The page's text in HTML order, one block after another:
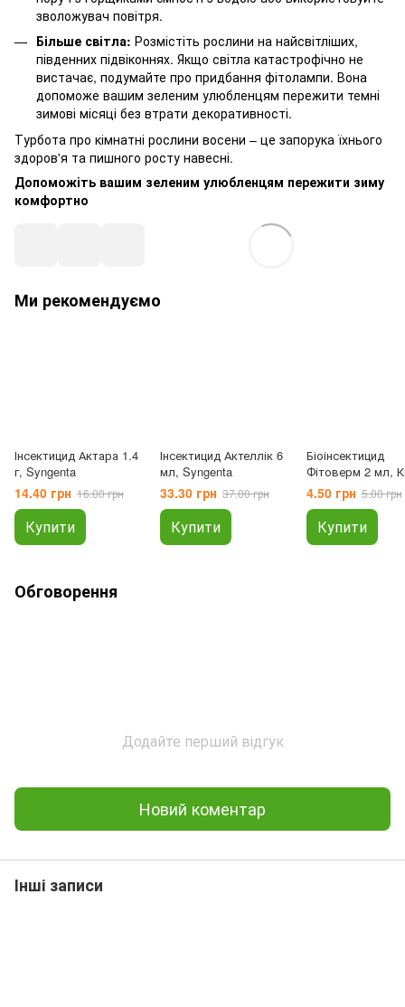
зволожувач повітря.
Більше світла: Розмістіть рослини на найсвітліших,
південних підвіконнях. Якщо світла катастрофічно не
вистачає, подумайте про придбання фітолампи. Вона
допоможе вашим зеленим улюбленцям пережити темні
зимові місяці без втрати декоративності.
Турбота про кімнатні рослини восени – це запорука їхнього
здоров'я та пишного росту навесні.
Допоможіть вашим зеленим улюбленцям пережити зиму
комфортно
Ми рекомендуємо
Інсектицид Актара 1.4
г, Syngenta
14.40 грн 16.00 грн
Купити
Інсектицид Актеллік 6
мл, Syngenta
33.30 грн 37.00 грн
Купити
Біоінсектицид
Фітоверм 2 мл,
4.50 грн 5.00 грн
Купити
Обговорення
Додайте перший відгук
Новий коментар
Інші записи